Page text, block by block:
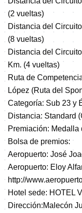
(2 vueltas)
Distancia del
(8 vueltas)
Distancia del
Km. (4 vueltas)
Ruta de
López (Ruta del
Categoría: Sub 23 y
Distancia: Standard
Premiación: Medalla
Bolsa de premios:
Aeropuerto: José
Aeropuerto: Eloy
http://
Hotel sede: HOTEL
Dirección:Malecón